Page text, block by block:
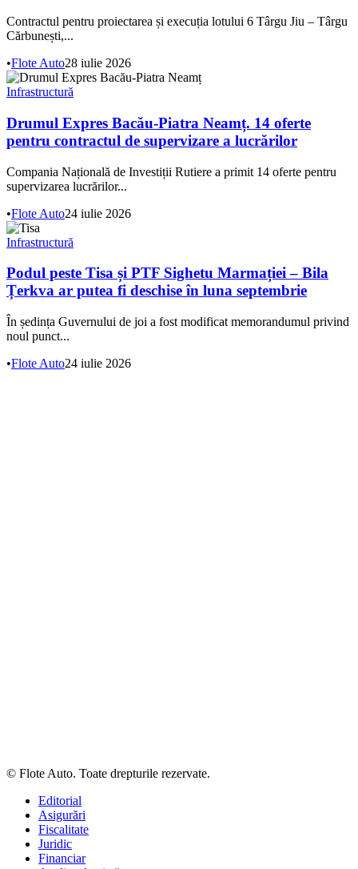
Contractul pentru proiectarea și execuția lotului 6 Târgu Jiu – Târgu
Cărbunești,...
•Flote Auto28 iulie 2026
Infrastructură
Drumul Expres Bacău-Piatra Neamț. 14 oferte
pentru contractul de supervizare a lucrărilor
Compania Națională de Investiții Rutiere a primit 14 oferte pentru
supervizarea lucrărilor...
•Flote Auto24 iulie 2026
Infrastructură
Podul peste Tisa și PTF Sighetu Marmației – Bila
Țerkva ar putea fi deschise în luna septembrie
În ședința Guvernului de joi a fost modificat memorandumul privind
noul punct...
•Flote Auto24 iulie 2026
© Flote Auto. Toate drepturile rezervate.
Editorial
Asigurări
Fiscalitate
Juridic
Financiar